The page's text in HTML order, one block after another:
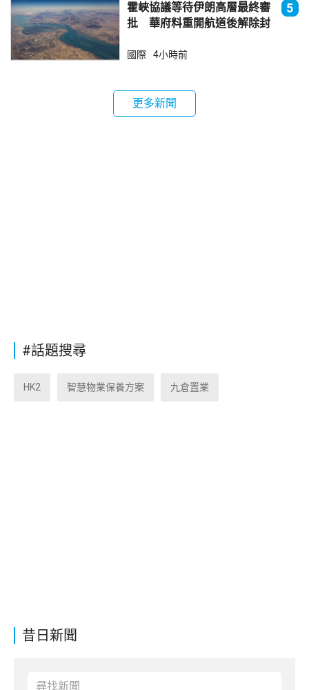
昔日新聞
霍峽協議等待伊朗高層最終審
批 華府料重開航道後解除封
5
國際 4小時前
更多新聞
#話題搜尋
HK2 智慧物業保養方案 九倉置業